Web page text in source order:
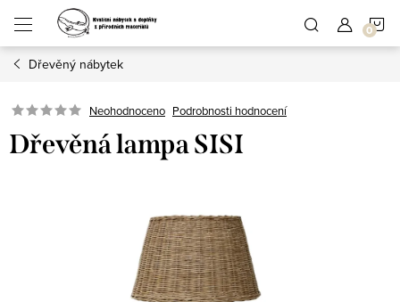
obsah
Dřevěný nábytek
Neohodnoceno Podrobnosti hodnocení
Dřevěná lampa SISI